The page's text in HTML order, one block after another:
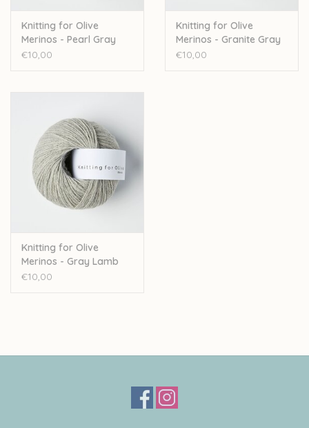
Knitting for Olive
Merinos - Pearl Gray
€10,00
Knitting for Olive
Merinos - Granite Gray
UC
€10,00
Knitting for Olive
Merinos - Gray Lamb
UC
€10,00